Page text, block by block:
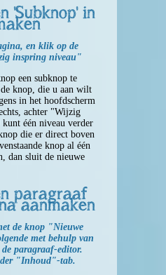
'Subknop' in
en klik op de
inspring niveau"
een subknop te
knop, die u aan wilt
in het hoofdscherm
achter "Wijzig
één niveau verder
die er direct boven
knop al één
dan sluit de nieuwe
paragraaf
aanmaken
de knop "Nieuwe
met behulp van
paragraaf-editor.
"Inhoud"-tab.